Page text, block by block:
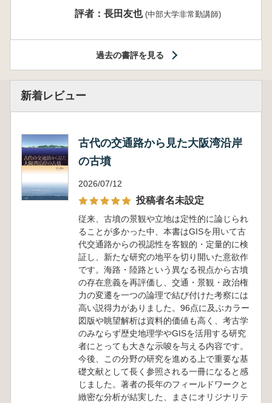
評者：長田友也 (中部大学非常勤講師)
過去の書評を見る
新着レビュー
古代の交通路から見た大阪湾沿岸
の古墳
2026/07/12
投稿者名未設定
従来、古墳の景観や立地は定性的に論じられ
ることが多かった中、本書はGISを用いて古
代交通路からの視認性を客観的・定量的に検
証し、新たな研究の地平を切り開いた意欲作
です。海路・陸路という異なる視点から古墳
の存在意義を再評価し、交通・景観・政治権
力の変遷を一つの論理で結び付けた考察には
高い説得力がありました。96点に及ぶカラー
図版や眺望解析は資料的価値も高く、考古学
のみならず歴史地理学やGISを活用する研究
者にとっても大きな示唆を与える内容です。
今後、この分野の研究を進める上で重要な基
礎文献として長く参照される一冊になると感
じました。著者の長年のフィールドワークと
緻密な分析が結実した、まさにオリジナリテ